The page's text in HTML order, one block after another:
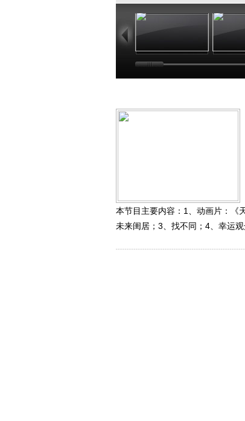
11:10
本节目主要内容：1、动画片：《
未来闺居；3、找不同；4、幸运